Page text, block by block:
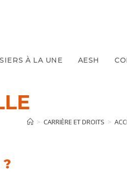
À LA UNE AESH
> CARRIÈRE ET DROITS >
?